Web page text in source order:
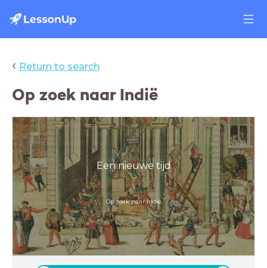
‹ Return to search
Op zoek naar Indië
Een nieuwe tijd
Op zoek naar Indië